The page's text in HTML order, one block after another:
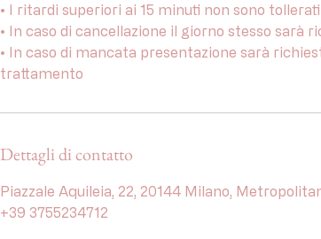
•⁠ I ritardi superiori ai 15 minuti non sono tollerati
•⁠ ⁠In caso di cancellazione il giorno stesso sarà
•⁠ ⁠In caso di mancata presentazione sarà
trattamento
Dettagli di contatto
Piazzale Aquileia, 22, 20144 Milano,
+39 3755234712